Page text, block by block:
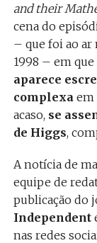
and their
cena do
– que foi ao ar
1998 – em
aparece
complexa em
acaso, se
de Higgs,
A notícia de
equipe de
publicação do
Independent
nas redes